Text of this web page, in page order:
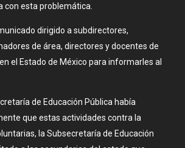
con esta problemática.
dirigido a subdirectores,
de área, directores y docentes de
el Estado de México para informarles al
de Educación Pública había
que estas actividades contra la
la Subsecretaría de Educación